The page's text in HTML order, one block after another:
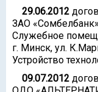
29.06.2012
ЗАО «Сомбелбанк»
Служебное
г. Минск, ул.
Устройство
09.07.2012